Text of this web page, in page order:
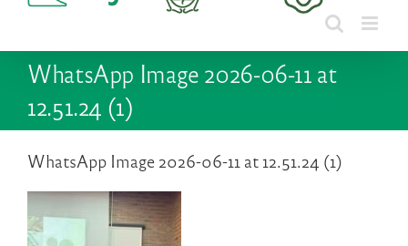
WhatsApp Image 2026-06-11 at
12.51.24 (1)
WhatsApp Image 2026-06-11 at 12.51.24 (1)